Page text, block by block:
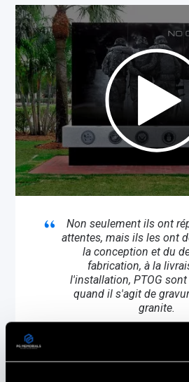
Non seulement ils ont
attentes, mais ils les ont
la conception et du
fabrication, à la
l'installation, PTOG
quand il s'agit de
granite.
Président du Comité